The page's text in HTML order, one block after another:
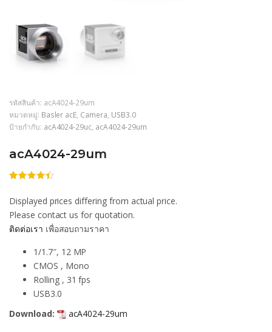
รหัสสินค้า: acA4024-29um
หมวดหมู่: Basler acE Camera USB3.0
ป้ายกำกับ: acA4024-29uc acA4024-29um
acA4024-29um
คะแนน
4.37จาก
5
เต็มบน
คะแนน
ของลูกค้า
Displayed prices differing from actual price.
Please contact us for quotation.
ติดต่อเรา เพื่อสอบถามราคา
1/1.7″, 12 MP
CMOS , Mono
Rolling , 31 fps
USB3.0
Download:
acA4024-29um